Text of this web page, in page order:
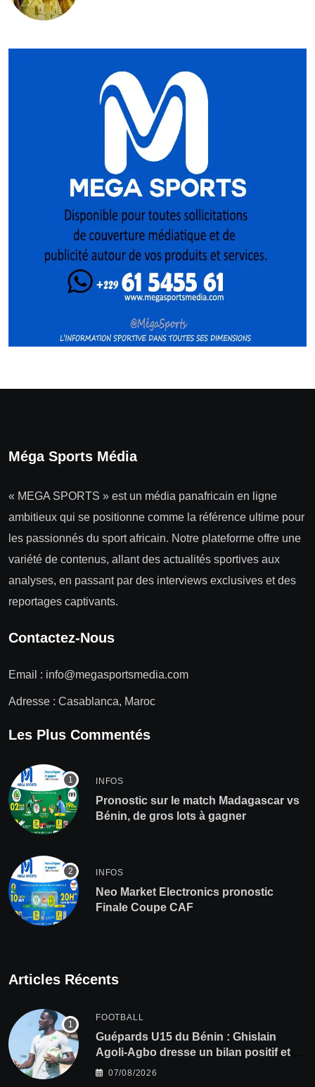
Méga Sports Média
« MEGA SPORTS » est un média panafricain en ligne
ambitieux qui se positionne comme la référence ultime pour
les passionnés du sport africain. Notre plateforme offre une
variété de contenus, allant des actualités sportives aux
analyses, en passant par des interviews exclusives et des
reportages captivants.
Contactez-Nous
Email : info@megasportsmedia.com
Adresse : Casablanca, Maroc
Les Plus Commentés
INFOS
Pronostic sur le match Madagascar vs
Bénin, de gros lots à gagner
INFOS
Neo Market Electronics pronostic
Finale Coupe CAF
Articles Récents
FOOTBALL
Guépards U15 du Bénin : Ghislain
Agoli-Agbo dresse un bilan positif et
mise sur la relève
07/08/2026